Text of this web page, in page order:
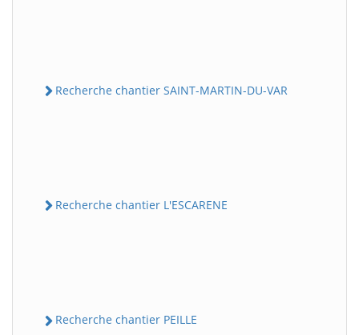
Recherche chantier SAINT-MARTIN-DU-VAR
Recherche chantier L'ESCARENE
Recherche chantier PEILLE